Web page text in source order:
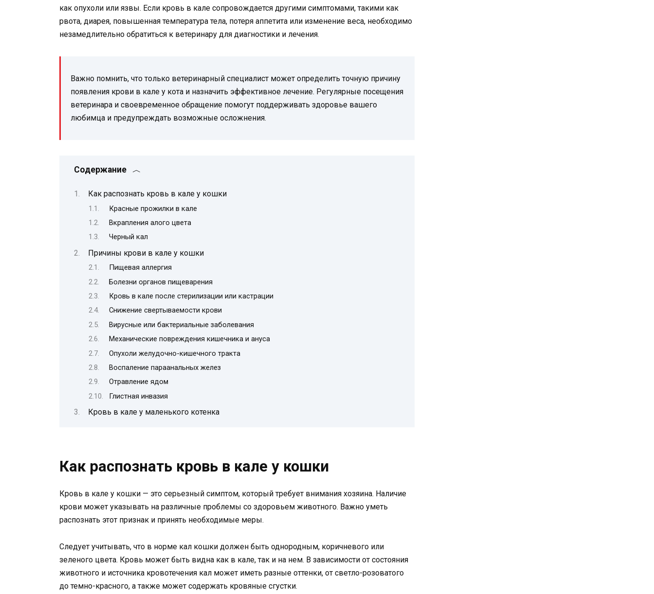
как опухоли или язвы. Если кровь в кале сопровождается другими симптомами, такими как
рвота, диарея, повышенная температура тела, потеря аппетита или изменение веса, необходимо
незамедлительно обратиться к ветеринару для диагностики и лечения.
Важно помнить, что только ветеринарный специалист может определить точную причину
появления крови в кале у кота и назначить эффективное лечение. Регулярные посещения
ветеринара и своевременное обращение помогут поддерживать здоровье вашего
любимца и предупреждать возможные осложнения.
Содержание
Как распознать кровь в кале у кошки
Красные прожилки в кале
Вкрапления алого цвета
Черный кал
Причины крови в кале у кошки
Пищевая аллергия
Болезни органов пищеварения
Кровь в кале после стерилизации или кастрации
Снижение свертываемости крови
Вирусные или бактериальные заболевания
Механические повреждения кишечника и ануса
Опухоли желудочно-кишечного тракта
Воспаление параанальных желез
Отравление ядом
Глистная инвазия
Кровь в кале у маленького котенка
Как распознать кровь в кале у кошки
Кровь в кале у кошки — это серьезный симптом, который требует внимания хозяина. Наличие
крови может указывать на различные проблемы со здоровьем животного. Важно уметь
распознать этот признак и принять необходимые меры.
Следует учитывать, что в норме кал кошки должен быть однородным, коричневого или
зеленого цвета. Кровь может быть видна как в кале, так и на нем. В зависимости от состояния
животного и источника кровотечения кал может иметь разные оттенки, от светло-розоватого
до темно-красного, а также может содержать кровяные сгустки.